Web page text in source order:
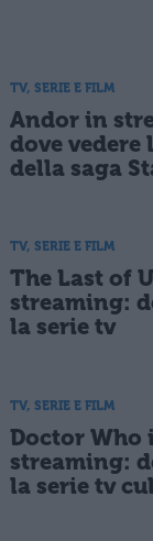
TV, SERIE E FILM
Andor in
dove vedere
della saga
TV, SERIE E FILM
The Last of
streaming:
la serie tv
TV, SERIE E FILM
Doctor Who
streaming:
la serie tv